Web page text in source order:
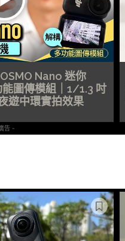
OSMO Nano 迷你
能圖傳模組｜1/1.3 吋
遊中環實拍效果
告 -